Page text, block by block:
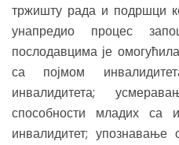
тржишту рада и подршци
унапредио процес
послодавцима је
са појмом
инвалидитета;
способности младих са
инвалидитет;